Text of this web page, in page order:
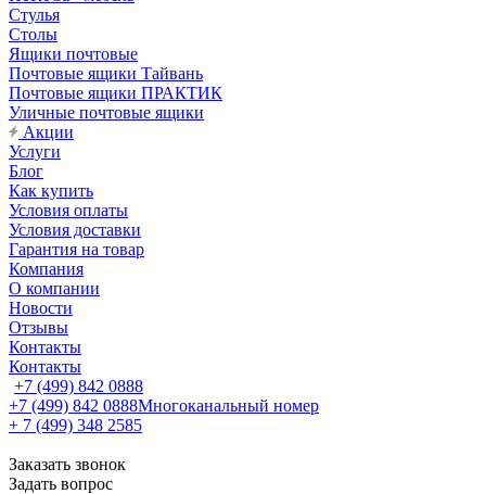
Стулья
Столы
Ящики почтовые
Почтовые ящики Тайвань
Почтовые ящики ПРАКТИК
Уличные почтовые ящики
Акции
Услуги
Блог
Как купить
Условия оплаты
Условия доставки
Гарантия на товар
Компания
О компании
Новости
Отзывы
Контакты
Контакты
+7 (499) 842 0888
+7 (499) 842 0888Многоканальный номер
+ 7 (499) 348 2585
Заказать звонок
Задать вопрос